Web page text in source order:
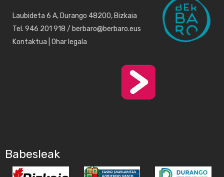
Laubideta 6 A, Durango 48200, Bizkaia
Tel. 946 201 918 / berbaro@berbaro.eus
Kontaktua Ohar legala
Babesleak